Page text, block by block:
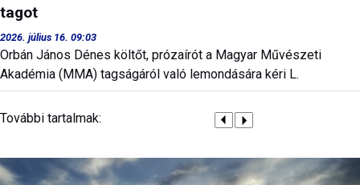
tagot
2026. július 16. 09:03
Orbán János Dénes költőt, prózaírót a Magyar Művészeti
Akadémia (MMA) tagságáról való lemondására kéri L.
További tartalmak: